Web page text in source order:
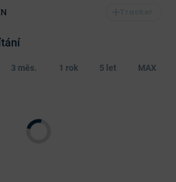
3 měs. 1 rok 5 let MAX